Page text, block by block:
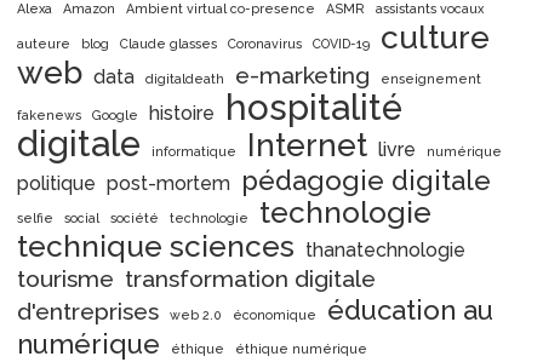
Alexa Amazon Ambient virtual co-presence ASMR assistants vocaux
auteure blog Claude glasses Coronavirus COVID-19
culture
web data digitaldeath e-marketing enseignement
fakenews Google histoire
hospitalité
digitale
informatique Internet livre numérique
politique post-mortem pédagogie digitale
selfie social société technologie
technologie
technique sciences thanatechnologie
tourisme transformation digitale
d'entreprises
web 2.0 économique
éducation au
numérique
éthique éthique numérique